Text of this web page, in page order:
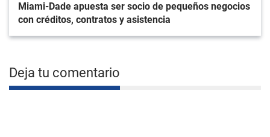
Miami-Dade apuesta ser socio de pequeños negocios
con créditos, contratos y asistencia
Deja tu comentario